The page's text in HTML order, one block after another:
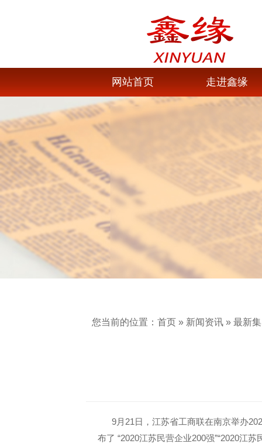
网站首页 走进鑫缘
您当前的位置： 首页» 新闻资讯» 最新
9月 21 日 ，江苏省工商联在南京举办
布了 “2020江苏民营企业200强”“2020江苏